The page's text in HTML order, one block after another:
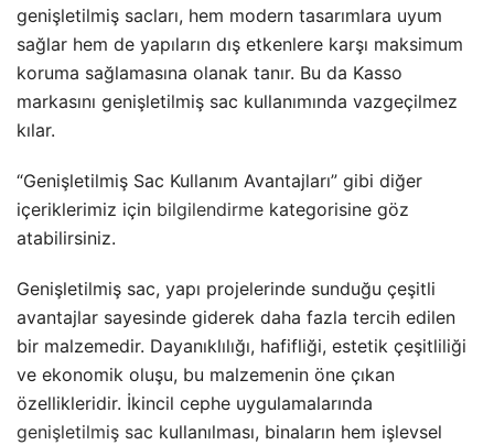
genişletilmiş sacları, hem modern tasarımlara uyum
sağlar hem de yapıların dış etkenlere karşı maksimum
koruma sağlamasına olanak tanır. Bu da Kasso
markasını genişletilmiş sac kullanımında vazgeçilmez
kılar.
“Genişletilmiş Sac Kullanım Avantajları” gibi diğer
içeriklerimiz için bilgilendirme kategorisine göz
atabilirsiniz.
Genişletilmiş sac, yapı projelerinde sunduğu çeşitli
avantajlar sayesinde giderek daha fazla tercih edilen
bir malzemedir. Dayanıklılığı, hafifliği, estetik çeşitliliği
ve ekonomik oluşu, bu malzemenin öne çıkan
özellikleridir. İkincil cephe uygulamalarında
genişletilmiş sac kullanılması, binaların hem işlevsel